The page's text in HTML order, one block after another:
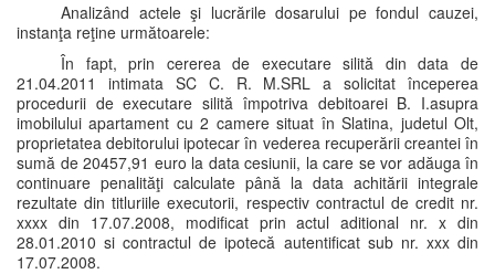
Analizând actele şi lucrările dosarului pe fondul cauzei,
instanţa reţine următoarele:
În fapt, prin cererea de executare silită din data de
21.04.2011 intimata SC C. R. M.SRL a solicitat începerea
procedurii de executare silită împotriva debitoarei B. I.asupra
imobilului apartament cu 2 camere situat în Slatina, judetul Olt,
proprietatea debitorului ipotecar în vederea recuperării creantei în
sumă de 20457,91 euro la data cesiunii, la care se vor adăuga în
continuare penalităţi calculate până la data achitării integrale
rezultate din titluriile executorii, respectiv contractul de credit nr.
xxxx din 17.07.2008, modificat prin actul aditional nr. x din
28.01.2010 si contractul de ipotecă autentificat sub nr. xxx din
17.07.2008.